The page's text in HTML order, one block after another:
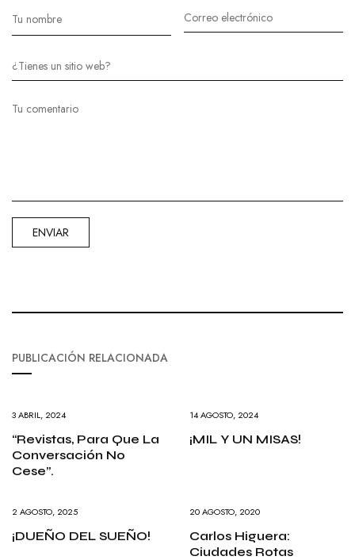
PUBLICACIÓN RELACIONADA
3 ABRIL, 2024
“Revistas, Para Que La
Conversación No
Cese”.
14 AGOSTO, 2024
¡MIL Y UN MISAS!
2 AGOSTO, 2025
¡DUEÑO DEL SUEÑO!
20 AGOSTO, 2020
Carlos Higuera:
Ciudades Rotas